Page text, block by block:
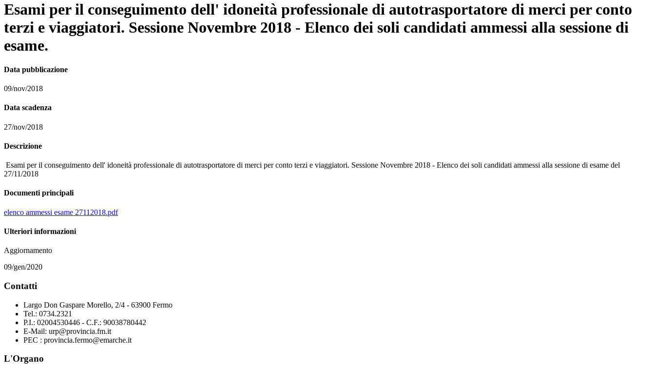
Esami per il conseguimento dell' idoneità professionale di autotrasportatore di merci per conto
terzi e viaggiatori. Sessione Novembre 2018 - Elenco dei soli candidati ammessi alla sessione di
esame.
Data pubblicazione
09/nov/2018
Data scadenza
27/nov/2018
Descrizione
Esami per il conseguimento dell' idoneità professionale di autotrasportatore di merci per conto terzi e viaggiatori. Sessione Novembre 2018 - Elenco dei soli candidati ammessi alla sessione di esame del
27/11/2018
Documenti principali
elenco ammessi esame 27112018.pdf
Ulteriori informazioni
Aggiornamento
09/gen/2020
Contatti
Largo Don Gaspare Morello, 2/4 - 63900 Fermo
Tel.: 0734.2321
P.I.: 02004530446 - C.F.: 90038780442
E-Mail: urp@provincia.fm.it
PEC : provincia.fermo@emarche.it
L'Organo